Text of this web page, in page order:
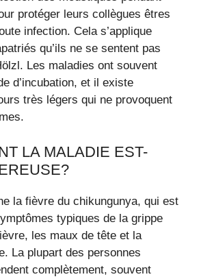
protéger leurs collègues êtres
infection. Cela s’applique
qu’ils ne se sentent pas
Les maladies ont souvent
d’incubation, et il existe
très légers qui ne provoquent
LA MALADIE EST-
la fièvre du chikungunya, qui est
typiques de la grippe
les maux de tête et la
La plupart des personnes
complètement, souvent